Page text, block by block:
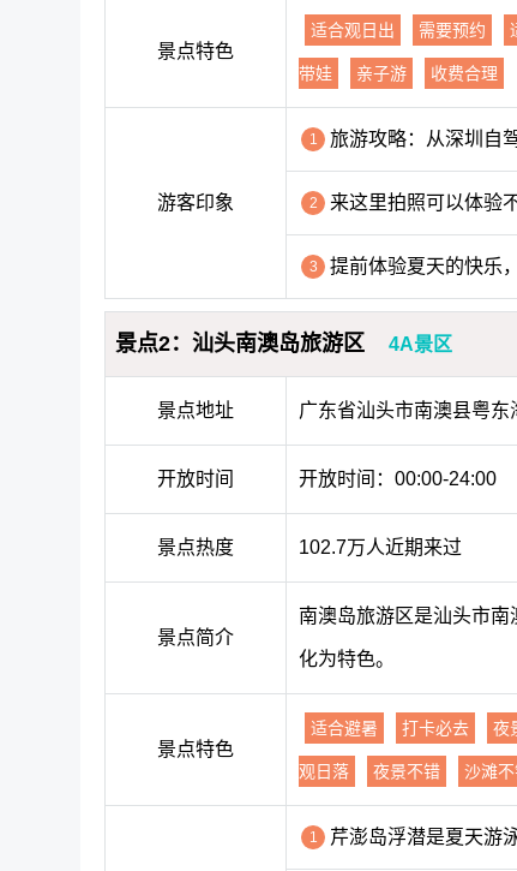
景点特色
适合观日出 需要预约
带娃 亲子游 收费合理
游客印象
1 旅游攻略：从深圳自
2 来这里拍照可以体验
3 提前体验夏天的快乐
景点2：汕头南澳岛旅游区 4A景区
景点地址 广东省汕头市南澳县粤东
开放时间 开放时间：00:00-24:00
景点热度 102.7万人近期来过
景点简介
南澳岛旅游区是汕头市
化为特色。
景点特色
适合避暑 打卡必去 夜
观日落 夜景不错 沙滩
1 芹澎岛浮潜是夏天游